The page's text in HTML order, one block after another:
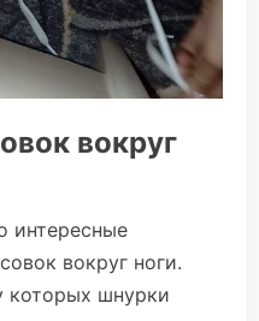
вокруг
интересные
вокруг ноги.
которых шнурки